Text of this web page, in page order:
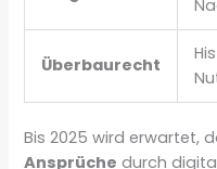
Überbaurecht
Bis 2025 wird erwartet,
Ansprüche durch